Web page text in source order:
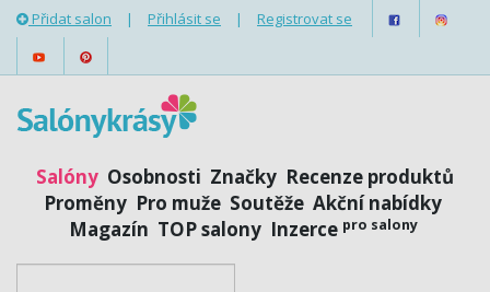
Přidat salon | Přihlásit se | Registrovat se
Salóny Osobnosti Značky Recenze produktů
Proměny Pro muže Soutěže Akční nabídky
Magazín TOP salony Inzerce pro salony